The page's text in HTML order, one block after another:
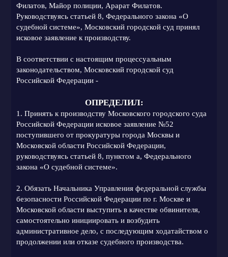
Филатов, Майор полиции, Арарат Филатов.
Руководствуясь статьей 8, Федерального закона «О
судебной системе», Московский городской суд принял
исковое заявление к производству.
В соответствии с настоящим процессуальным
законодательством, Московский городской суд
Российской Федерации -
ОПРЕДЕЛИЛ:
1. Принять к производству Московского городского суда
Российской Федерации исковое заявление №52
поступившего от прокуратуры города Москвы и
Московской области Российской Федерации,
руководствуясь статьей 8, пунктом а, Федерального
закона «О судебной системе».
2. Обязать Начальника Управления федеральной службы
безопасности Российской Федерации по г. Москве и
Московской области выступить в качестве обвинителя,
самостоятельно инициировать и возбудить
административное дело, с последующим ходатайством о
продолжении или отказе судебного производства.